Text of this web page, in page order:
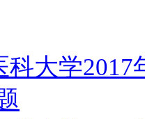
科大学